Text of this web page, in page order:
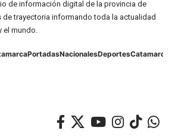
de información digital de la provincia de
de trayectoria informando toda la actualidad
el mundo.
PortadasNacionalesDeportesCatamarca